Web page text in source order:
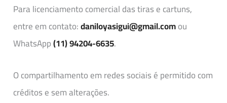
Para licenciamento comercial das tiras e cartuns,
entre em contato:daniloyasigui@gmail.comou
WhatsApp(11) 94204-6635.
O compartilhamento em redes sociais é permitido com
créditos e sem alterações.